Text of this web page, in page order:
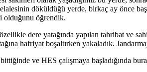
döküldüğü yerde, birkaç ay önce
olduğunu öğrendik.
dere yatağında yapılan tahribat ve
hafriyat boşaltırken yakaladık.
ve HES çalışmaya başladığında